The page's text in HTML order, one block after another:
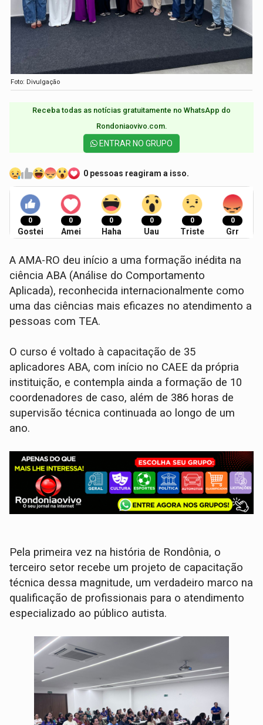
Foto: Divulgação
Receba todas as notícias gratuitamente no WhatsApp do
Rondoniaovivo.com.​
ENTRAR NO GRUPO
0 pessoas reagiram a isso.
0
Gostei
0
Amei
0
Haha
0
Uau
0
Triste
0
Grr
A AMA-RO deu início a uma formação inédita na
ciência ABA (Análise do Comportamento
Aplicada), reconhecida internacionalmente como
uma das ciências mais eficazes no atendimento a
pessoas com TEA.
O curso é voltado à capacitação de 35
aplicadores ABA, com início no CAEE da própria
instituição, e contempla ainda a formação de 10
coordenadores de caso, além de 386 horas de
supervisão técnica continuada ao longo de um
ano.
Pela primeira vez na história de Rondônia, o
terceiro setor recebe um projeto de capacitação
técnica dessa magnitude, um verdadeiro marco na
qualificação de profissionais para o atendimento
especializado ao público autista.